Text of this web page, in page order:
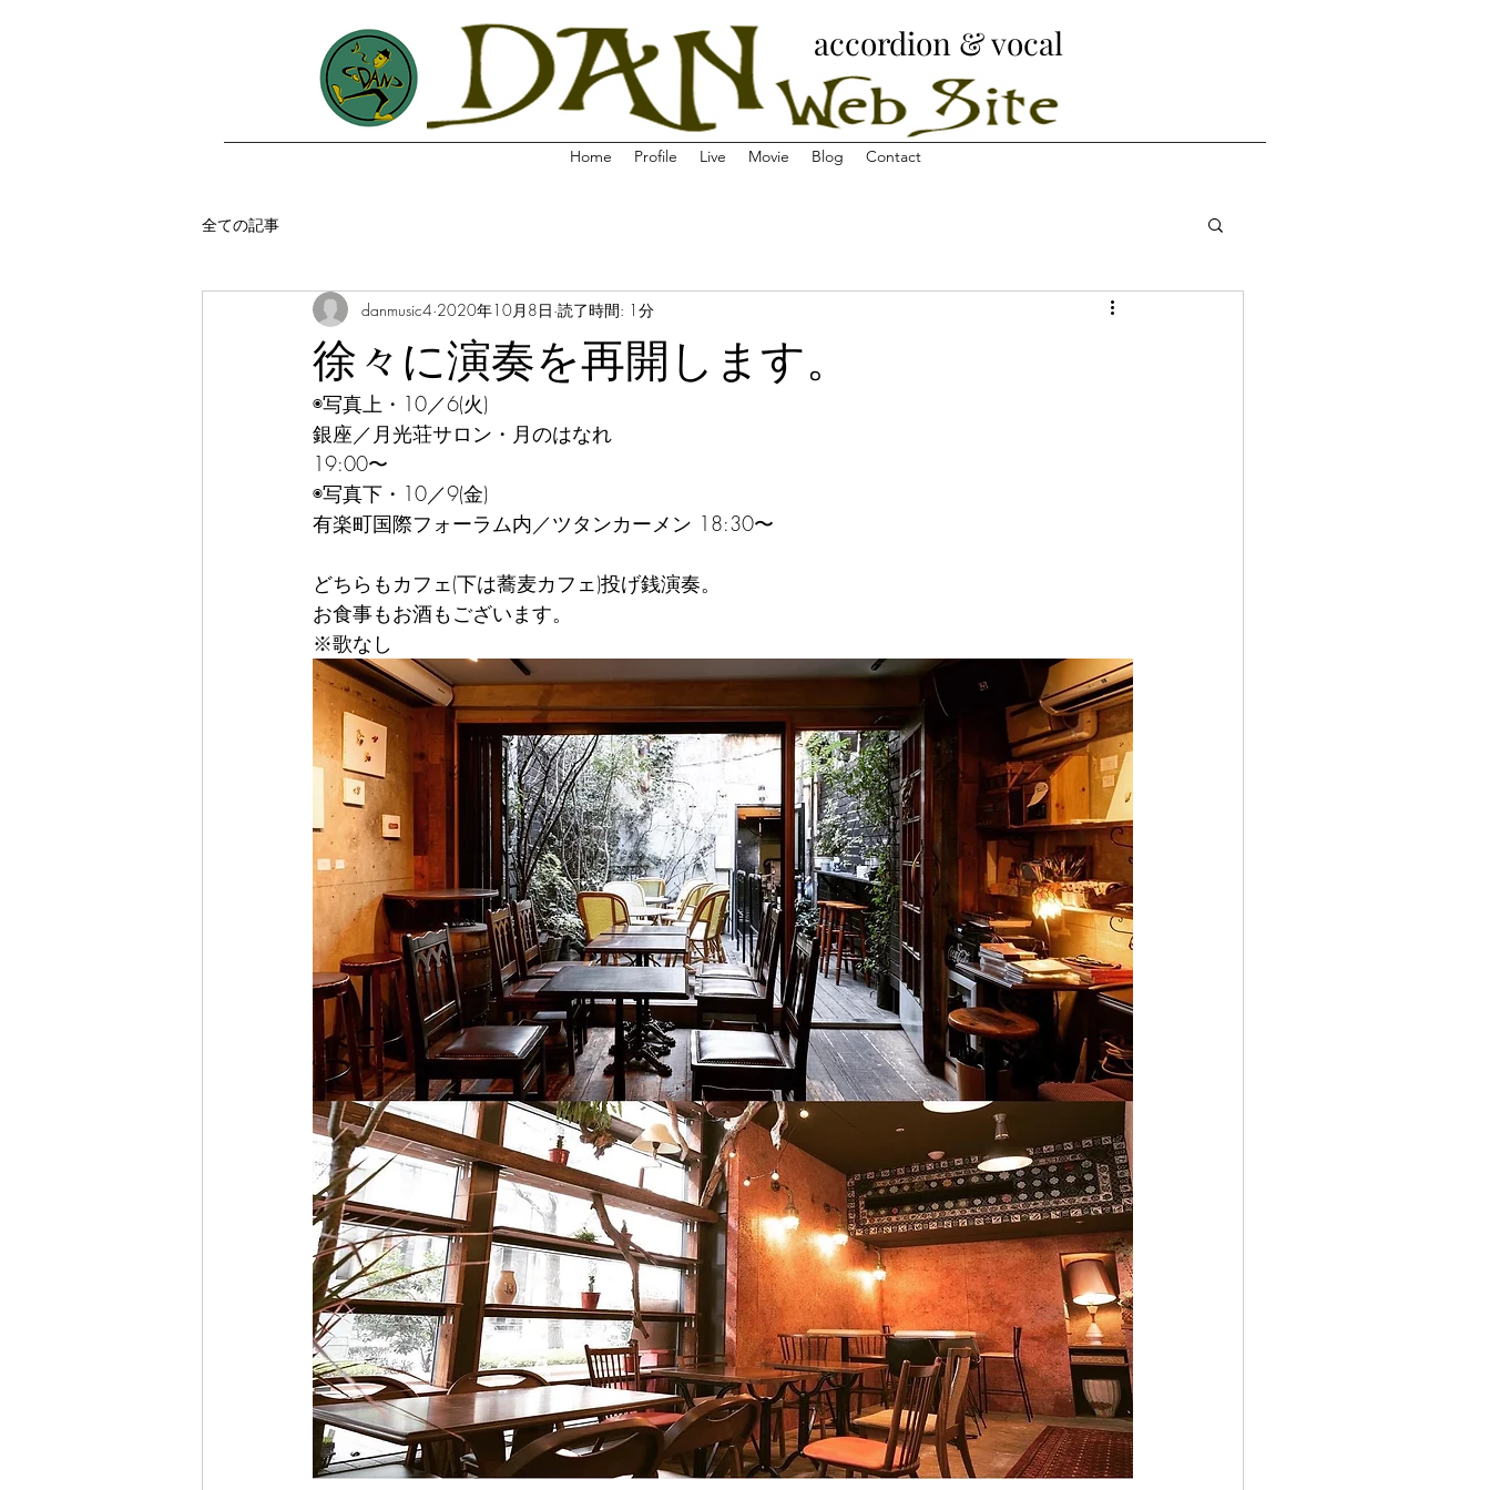
​accordion & vocal
Home Profile Live Movie Blog Contact
全ての記事
徐々に演奏を再開します。
danmusic4 2020年10月8日 読了時間: 1分
◉写真上・10／6(火)
銀座／月光荘サロン・月のはなれ
19:00〜
◉写真下・10／9(金)
有楽町国際フォーラム内／ツタンカーメン 18:30〜
どちらもカフェ(下は蕎麦カフェ)投げ銭演奏。
お食事もお酒もございます。
※歌なし